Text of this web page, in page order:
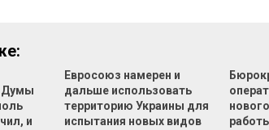
Думы
и
Евросоюз намерен и
дальше использовать
территорию Украины для
испытания новых видов